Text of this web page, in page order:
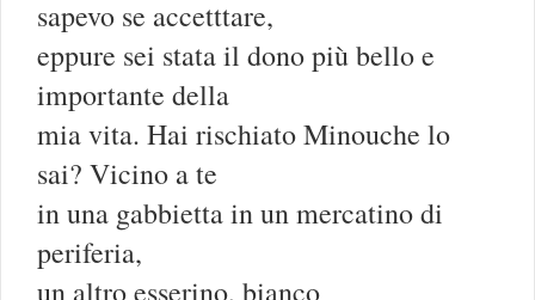
sapevo se accetttare,
eppure sei stata il dono più bello e
importante della
mia vita. Hai rischiato Minouche lo
sai? Vicino a te
in una gabbietta in un mercatino di
periferia,
un altro esserino, bianco